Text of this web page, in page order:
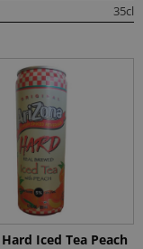
35cl
Iced Tea Peach